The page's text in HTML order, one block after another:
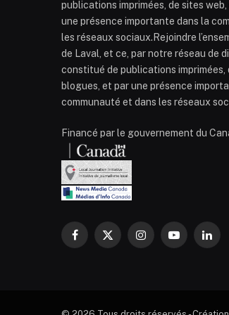
publications imprimées, de sites
une présence importante dans la
les réseaux sociaux.Rejoindre
de Laval, et ce, par notre réseau de
constitué de publications imprimées,
blogues, et par une présence
communauté et dans les réseaux
Financé par le gouvernement du
Facebook
X
InstagramYouTube